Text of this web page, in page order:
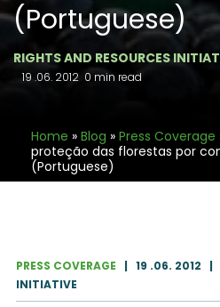
(Portuguese)
RIGHTS AND RESOURCES
19 .06. 2012 0 min read
Home » Blog » Press Coverage
proteção das florestas por
(Portuguese)
PRESS COVERAGE | 19 .06. 2012 |
INITIATIVE